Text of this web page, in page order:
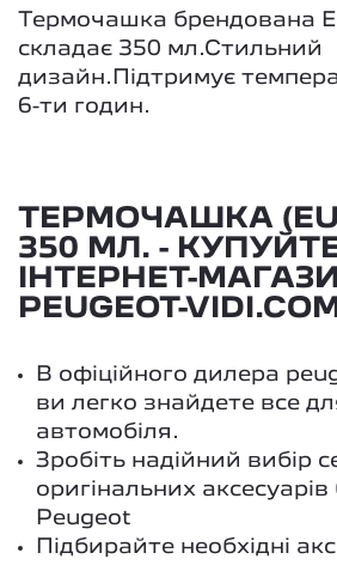
Термочашка брендована
складає 350 мл.Стильний
дизайн.Підтримує
6-ти годин.
ТЕРМОЧАШКА
350 МЛ. -
ІНТЕРНЕТ-
PEUGEOT-
В офіційного дилера
ви легко знайдете все
автомобіля.
Зробіть надійний вибір
оригінальних
Peugeot
Підбирайте необхідні